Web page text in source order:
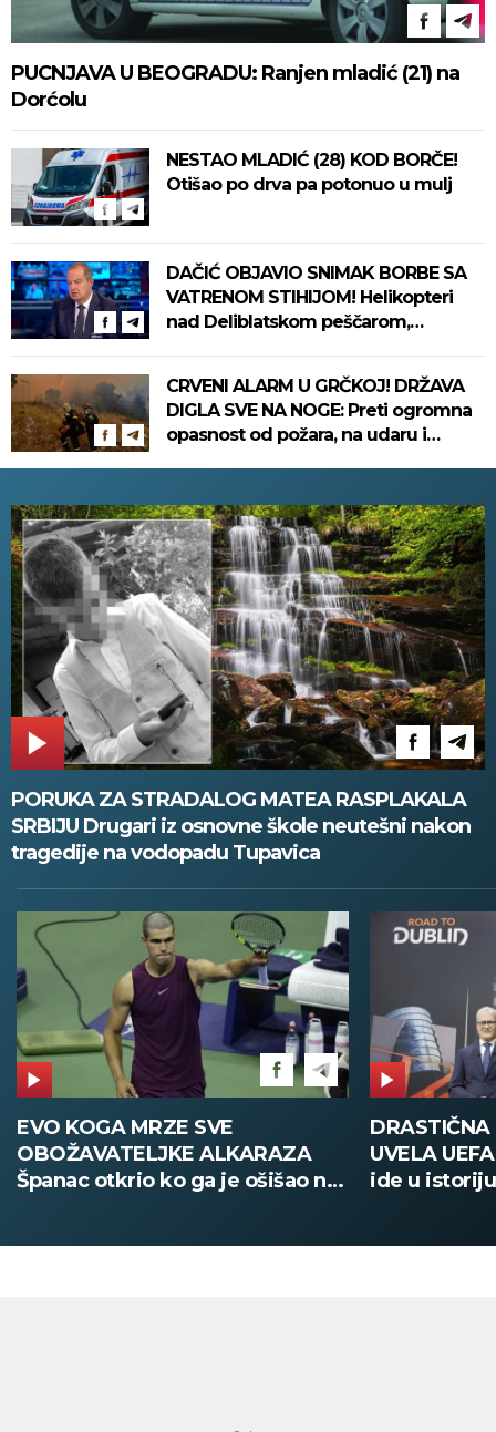
PUCNJAVA U BEOGRADU: Ranjen mladić (21) na
Dorćolu
NESTAO MLADIĆ (28) KOD BORČE!
Otišao po drva pa potonuo u mulj
DAČIĆ OBJAVIO SNIMAK BORBE SA
VATRENOM STIHIJOM! Helikopteri
nad Deliblatskom peščarom,
CRVENI ALARM U GRČKOJ! DRŽAVA
DIGLA SVE NA NOGE: Preti ogromna
opasnost od požara, na udaru i
PORUKA ZA STRADALOG MATEA RASPLAKALA
SRBIJU Drugari iz osnovne škole neutešni nakon
tragedije na vodopadu Tupavica
DRASTIČNA PROMENA KOJU JE
UVELA UEFA Stari način žreba
ide u istoriju, od sada sve
POŽAR U
Deca i